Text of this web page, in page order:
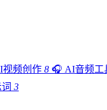
视频创作 8 🎧 AI音频工
3